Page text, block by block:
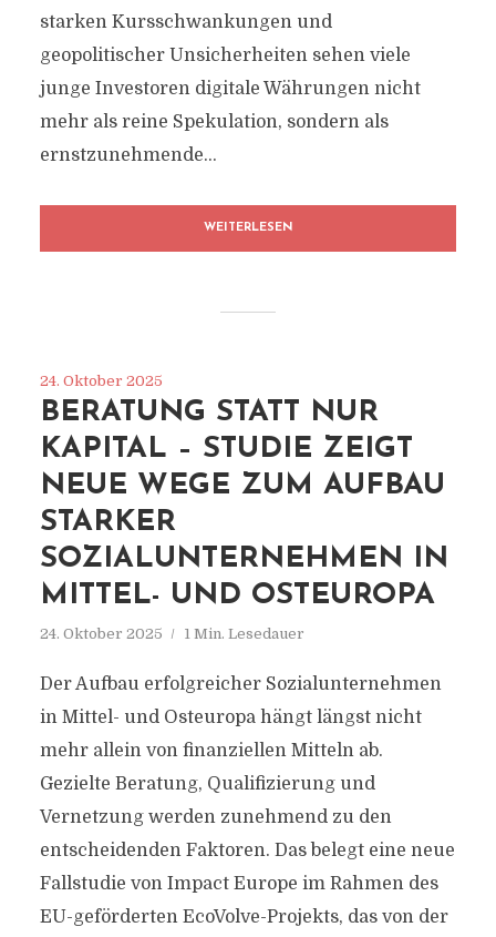
starken Kursschwankungen und
geopolitischer Unsicherheiten sehen viele
junge Investoren digitale Währungen nicht
mehr als reine Spekulation, sondern als
ernstzunehmende...
WEITERLESEN
24. Oktober 2025
BERATUNG STATT NUR
KAPITAL – STUDIE ZEIGT
NEUE WEGE ZUM AUFBAU
STARKER
SOZIALUNTERNEHMEN IN
MITTEL- UND OSTEUROPA
24. Oktober 2025 1 Min. Lesedauer
Der Aufbau erfolgreicher Sozialunternehmen
in Mittel- und Osteuropa hängt längst nicht
mehr allein von finanziellen Mitteln ab.
Gezielte Beratung, Qualifizierung und
Vernetzung werden zunehmend zu den
entscheidenden Faktoren. Das belegt eine neue
Fallstudie von Impact Europe im Rahmen des
EU-geförderten EcoVolve-Projekts, das von der